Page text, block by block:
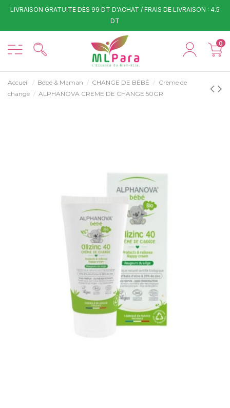
LIVRAISON GRATUITE DÈS 99 DT D'ACHAT / FRAIS DE LIVRAISON : 4.5
DT
0
Accueil Bébé & Maman CHANGE DE BÉBÉ
Crème de
change
ALPHANOVA CREME DE CHANGE 50GR